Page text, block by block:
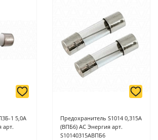
1 5,0А
арт.
Предохранитель S1014 0,315А
(ВПБ6) АС Энергия арт.
S10140315АВПБ6